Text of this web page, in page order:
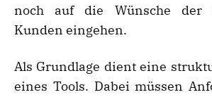
noch auf die Wünsche der
Kunden eingehen.
Als Grundlage dient eine
eines Tools. Dabei müssen